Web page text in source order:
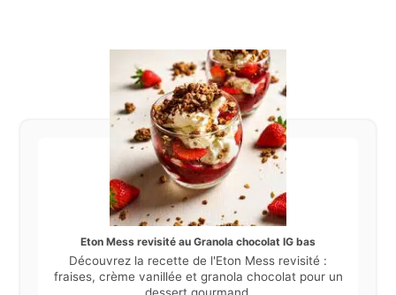
Eton Mess revisité au Granola chocolat IG bas
Découvrez la recette de l'Eton Mess revisité :
fraises, crème vanillée et granola chocolat pour un